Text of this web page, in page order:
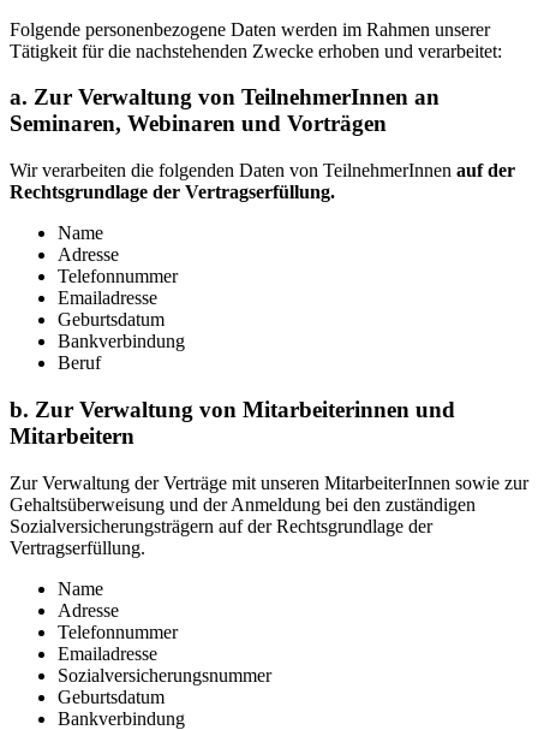
Folgende personenbezogene Daten werden im Rahmen unserer
Tätigkeit für die nachstehenden Zwecke erhoben und verarbeitet:
a. Zur Verwaltung von TeilnehmerInnen an
Seminaren, Webinaren und Vorträgen
Wir verarbeiten die folgenden Daten von TeilnehmerInnen auf der
Rechtsgrundlage der Vertragserfüllung.
Name
Adresse
Telefonnummer
Emailadresse
Geburtsdatum
Bankverbindung
Beruf
b. Zur Verwaltung von Mitarbeiterinnen und
Mitarbeitern
Zur Verwaltung der Verträge mit unseren MitarbeiterInnen sowie zur
Gehaltsüberweisung und der Anmeldung bei den zuständigen
Sozialversicherungsträgern auf der Rechtsgrundlage der
Vertragserfüllung.
Name
Adresse
Telefonnummer
Emailadresse
Sozialversicherungsnummer
Geburtsdatum
Bankverbindung